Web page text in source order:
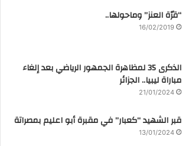
“قرّة العنز” وماحولها..
16/02/2019
الذكرى 35 لمظاهرة الجمهور الرياضي بعد إلغاء
مباراة ليبيا.. الجزائر
21/01/2024
قبر الشهيد “كعبار” في مقبرة أبو اعليم بمصراتة
13/01/2024